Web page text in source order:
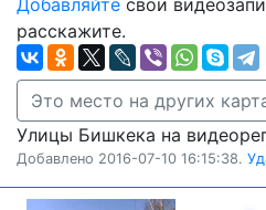
Добавляйте свои
расскажите.
Это место на других
Улицы Бишкека на
Добавлено 2016-07-10 16:15:38.